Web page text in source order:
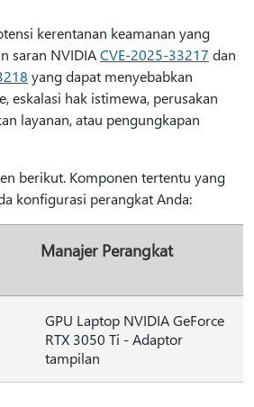
kerentanan keamanan yang
saran NVIDIACVE-2025-33217 dan
yang dapat menyebabkan
eskalasi hak istimewa, perusakan
layanan, atau pengungkapan
berikut. Komponen tertentu yang
konfigurasi perangkat Anda:
Manajer Perangkat
GPU Laptop NVIDIA GeForce
RTX 3050 Ti - Adaptor
tampilan